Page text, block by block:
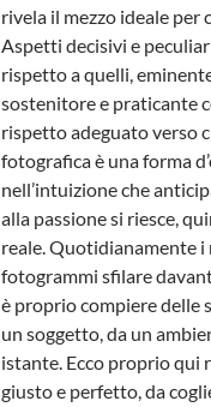
rivela il mezzo ideale
Aspetti decisivi e
rispetto a quelli,
sostenitore e praticante
rispetto adeguato verso
fotografica è una forma
nell’intuizione che
alla passione si riesce,
reale. Quotidianamente
fotogrammi sfilare
è proprio compiere delle
un soggetto, da un
istante. Ecco proprio qui
giusto e perfetto, da